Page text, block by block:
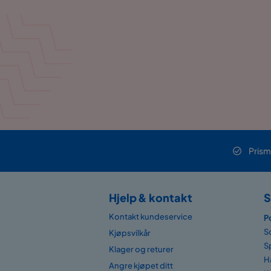
Hjelp & kontakt
Kontakt kundeservice
Kjøpsvilkår
Klager og returer
Angre kjøpet ditt